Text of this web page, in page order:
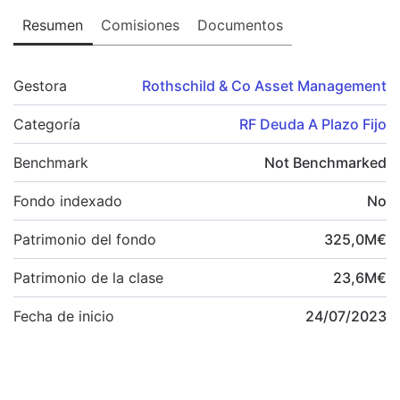
Resumen Comisiones Documentos
Gestora Rothschild & Co Asset Management
Categoría RF Deuda A Plazo Fijo
Benchmark Not Benchmarked
Fondo indexado No
Patrimonio del fondo 325,0M€
Patrimonio de la clase 23,6M€
Fecha de inicio 24/07/2023